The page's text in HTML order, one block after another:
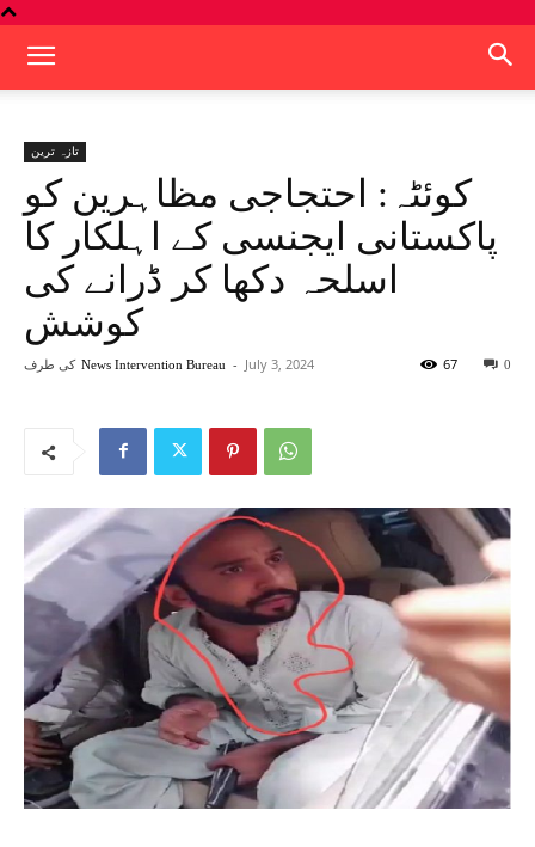
تازہ ترین
پاکستانی ایجنسی کے اہلکار کا
اسلحہ دکھا کر ڈرانے کی
کوشش
کی طرف News Intervention Bureau - July 3, 2024 0
67